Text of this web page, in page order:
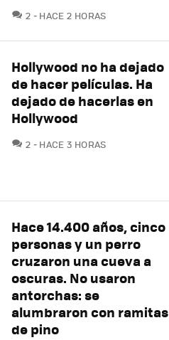
2 COMENTARIOS
HACE 2 HORAS
Hollywood no ha dejado
de hacer películas. Ha
dejado de hacerlas en
Hollywood
2 COMENTARIOS
HACE 3 HORAS
Hace 14.400 años, cinco
personas y un perro
cruzaron una cueva a
oscuras. No usaron
antorchas: se
alumbraron con ramitas
de pino